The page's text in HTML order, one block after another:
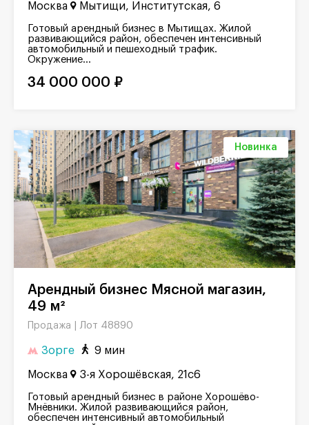
Москва Мытищи, Институтская, 6
Готовый арендный бизнес в Мытищах. Жилой
развивающийся район, обеспечен интенсивный
автомобильный и пешеходный трафик.
Окружение...
34 000 000 ₽
Новинка
Арендный бизнес Мясной магазин,
49 м²
Продажа | Лот 48890
Зорге 9 мин
Москва 3-я Хорошёвская, 21с6
Готовый арендный бизнес в районе Хорошёво-
Мнёвники. Жилой развивающийся район,
обеспечен интенсивный автомобильный